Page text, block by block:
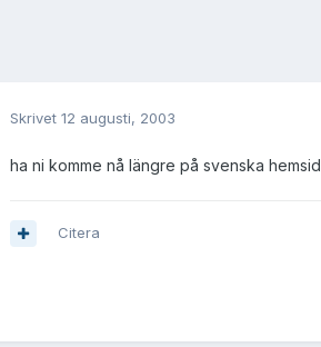
Skrivet 12 augusti, 2003
ha ni komme nå längre på svenska
Citera